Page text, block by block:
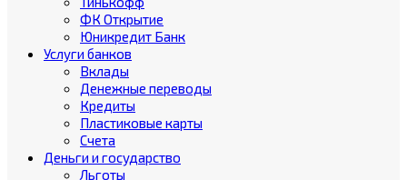
ФК Открытие
Юникредит Банк
Услуги банков
Вклады
Денежные переводы
Кредиты
Пластиковые карты
Счета
Деньги и государство
Льготы